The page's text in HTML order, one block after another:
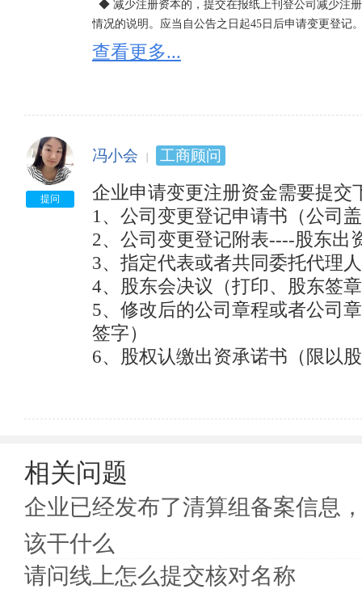
情况的说明。应当自公告之日起45日后申请变更登记
  ◆ 变更经营范围的，公司申请登记的经营范围中有法律、行政法规和国务院决定规定必须在登记前报经
批准的项目，提交有关批准文件或者许可证件的复印
股东向股东以外的人转让股权的，提交其他股东过
明；新股东的主体资格证明或自然人身份证件复印件
公司章程对股权转让另有规定的，从其规定。
人民法院依法裁定划转股权的，应当提交人民法院
或者股权交割证明和其他股东过半数同意的文件；国
资产监督管理机构划转国有资产相关股权的，提交
资产监督管理机构关于划转股权的文件，无须提交
  ◆ 变更股东或发起人名称或姓名的，提交股东或发起人名称或姓名变更证明；股东或发起人更名后新的
主体资格证明或者自然人身份证件复印件。
  ◆ 以上各项涉及其他登记事项变更的，应当同时申请变更登记，按相应的提交材料规范提交相应的材
查看更多...
提问
冯小会 工商顾问
企业申请变更注册资金需要提交
1、公司变更登记申请书（公司
2、公司变更登记附表----股东出
3、指定代表或者共同委托代理
4、股东会决议（打印、股东签
5、修改后的公司章程或者公司
签字）
6、股权认缴出资承诺书（限以
相关问题
企业已经发布了清算组备案信息
该干什么
请问线上怎么提交核对名称